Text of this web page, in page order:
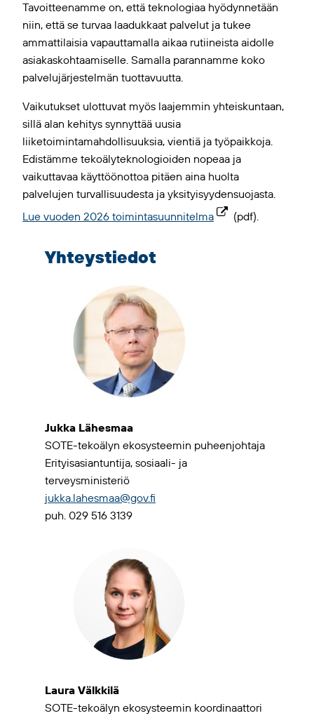
Tavoitteenamme on, että teknologiaa hyödynnetään
niin, että se turvaa laadukkaat palvelut ja tukee
ammattilaisia vapauttamalla aikaa rutiineista aidolle
asiakaskohtaamiselle. Samalla parannamme koko
palvelujärjestelmän tuottavuutta.
Vaikutukset ulottuvat myös laajemmin yhteiskuntaan,
sillä alan kehitys synnyttää uusia
liiketoimintamahdollisuuksia, vientiä ja työpaikkoja.
Edistämme tekoälyteknologioiden nopeaa ja
vaikuttavaa käyttöönottoa pitäen aina huolta
palvelujen turvallisuudesta ja yksityisyydensuojasta.
Lue vuoden 2026 toimintasuunnitelma
(pdf).
Yhteystiedot
Jukka Lähesmaa
SOTE-tekoälyn ekosysteemin puheenjohtaja
Erityisasiantuntija, sosiaali- ja
terveysministeriö
jukka.lahesmaa@gov.fi
puh. 029 516 3139
Laura Välkkilä
SOTE-tekoälyn ekosysteemin koordinaattori